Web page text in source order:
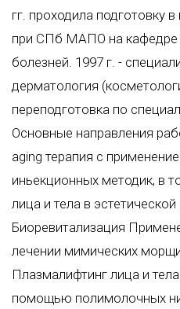
гг. проходила подготовку
при СПб МАПО на кафедре
болезней. 1997 г. -
дерматология
переподготовка по
Основные направления
aging терапия с
иньекционных методик, в
лица и тела в
Биоревитализация
лечении мимических
Плазмалифтинг лица и
помощью полимолочных